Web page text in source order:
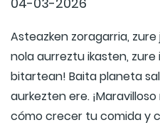
Asteazken zoragarria,
nola aurreztu ikasten,
bitartean! Baita planeta
aurkezten ere.
cómo crecer tu comida y